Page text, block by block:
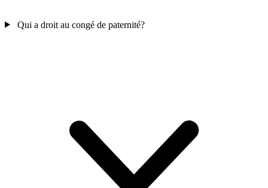
Qui a droit au congé de paternité?